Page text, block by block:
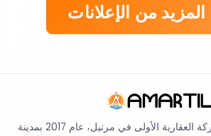
من الإعلانات
تأسست AMARTIL، الشركة العقارية الأولى في مرتيل، عام 2017 بمدينة